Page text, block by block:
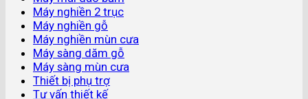
Máy nghiền 2 trục
Máy nghiền gỗ
Máy nghiền mùn cưa
Máy sàng dăm gỗ
Máy sàng mùn cưa
Thiết bị phụ trợ
Tư vấn thiết kế